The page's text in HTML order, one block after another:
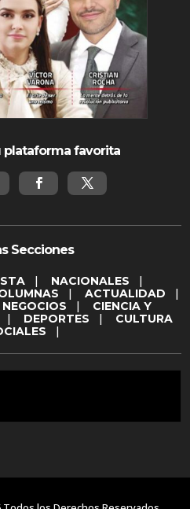
plataforma favorita
Secciones
| NACIONALES |
| ACTUALIDAD |
NEGOCIOS | CIENCIA Y
| DEPORTES | CULTURA
|